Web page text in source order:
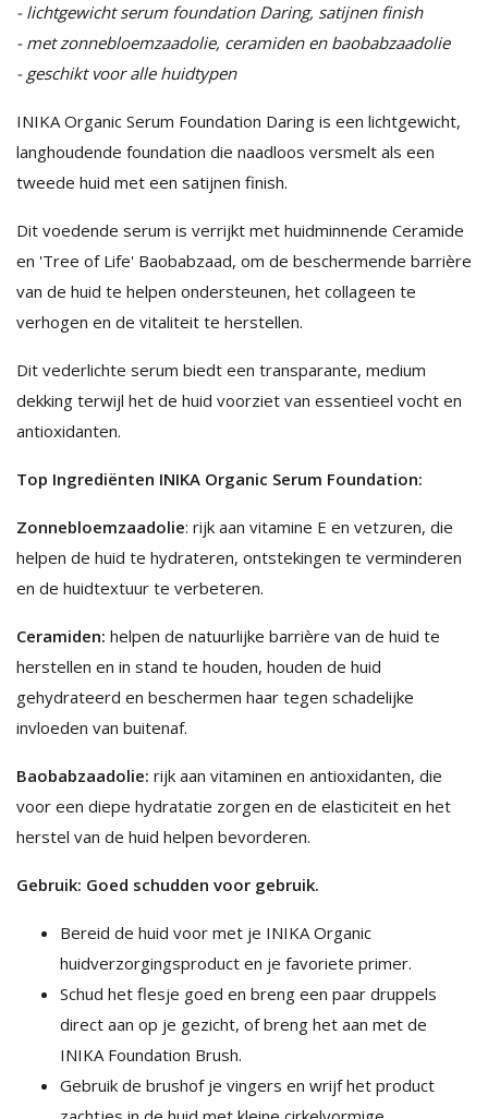
- lichtgewicht serum foundation Daring, satijnen finish
- met zonnebloemzaadolie, ceramiden en baobabzaadolie
- geschikt voor alle huidtypen
INIKA Organic Serum Foundation Daring is een lichtgewicht,
langhoudende foundation die naadloos versmelt als een
tweede huid met een satijnen finish.
Dit voedende serum is verrijkt met huidminnende Ceramide
en 'Tree of Life' Baobabzaad, om de beschermende barrière
van de huid te helpen ondersteunen, het collageen te
verhogen en de vitaliteit te herstellen.
Dit vederlichte serum biedt een transparante, medium
dekking terwijl het de huid voorziet van essentieel vocht en
antioxidanten.
Top Ingrediënten INIKA Organic Serum Foundation:
Zonnebloemzaadolie: rijk aan vitamine E en vetzuren, die
helpen de huid te hydrateren, ontstekingen te verminderen
en de huidtextuur te verbeteren.
Ceramiden: helpen de natuurlijke barrière van de huid te
herstellen en in stand te houden, houden de huid
gehydrateerd en beschermen haar tegen schadelijke
invloeden van buitenaf.
Baobabzaadolie: rijk aan vitaminen en antioxidanten, die
voor een diepe hydratatie zorgen en de elasticiteit en het
herstel van de huid helpen bevorderen.
Gebruik: Goed schudden voor gebruik.
Bereid de huid voor met je INIKA Organic
huidverzorgingsproduct en je favoriete primer.
Schud het flesje goed en breng een paar druppels
direct aan op je gezicht, of breng het aan met de
INIKA Foundation Brush.
Gebruik de brushof je vingers en wrijf het product